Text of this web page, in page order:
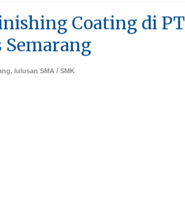
Coating di PT
, lulusan SMA / SMK